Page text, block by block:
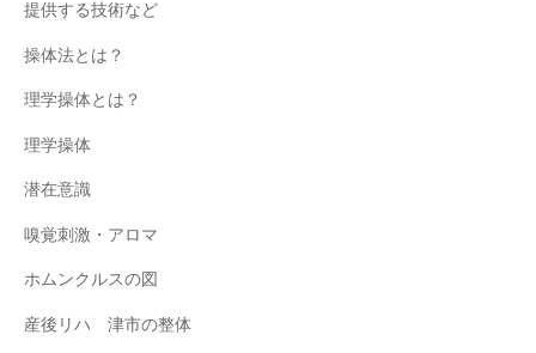
提供する技術など
操体法とは？
理学操体とは？
理学操体
潜在意識
嗅覚刺激・アロマ
ホムンクルスの図
産後リハ 津市の整体